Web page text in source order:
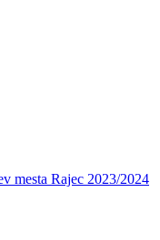
mesta Rajec 2023/2024